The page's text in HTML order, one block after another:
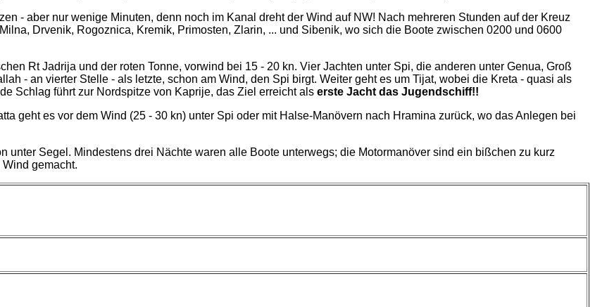
- aber nur wenige Minuten, denn noch im Kanal dreht der Wind auf NW! Nach mehreren Stunden auf der Kreuz
Drvenik, Rogoznica, Kremik, Primosten, Zlarin, ... und Sibenik, wo sich die Boote zwischen 0200 und 0600
Rt Jadrija und der roten Tonne, vorwind bei 15 - 20 kn. Vier Jachten unter Spi, die anderen unter Genua, Groß
- an vierter Stelle - als letzte, schon am Wind, den Spi birgt. Weiter geht es um Tijat, wobei die Kreta - quasi als
Schlag führt zur Nordspitze von Kaprije, das Ziel erreicht als erste Jacht das Jugendschiff!!
geht es vor dem Wind (25 - 30 kn) unter Spi oder mit Halse-Manövern nach Hramina zurück, wo das Anlegen bei
unter Segel. Mindestens drei Nächte waren alle Boote unterwegs; die Motormanöver sind ein bißchen zu kurz
gemacht.